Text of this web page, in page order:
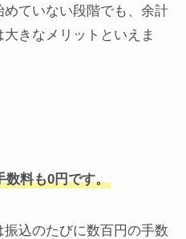
ていない段階でも、余計
きなメリットといえま
数料も0円です。
込のたびに数百円の手数